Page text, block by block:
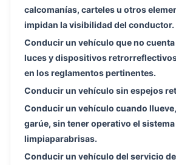
calcomanías, carteles u otros
impidan la visibilidad del conductor.
Conducir un vehículo que no
luces y dispositivos
en los reglamentos pertinentes.
Conducir un vehículo sin espejos
Conducir un vehículo cuando
garúe, sin tener operativo el sistema
limpiaparabrisas.
Conducir un vehículo del servicio de